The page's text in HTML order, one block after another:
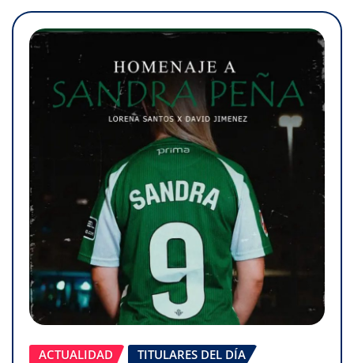
ACTUALIDAD TITULARES DEL DÍA